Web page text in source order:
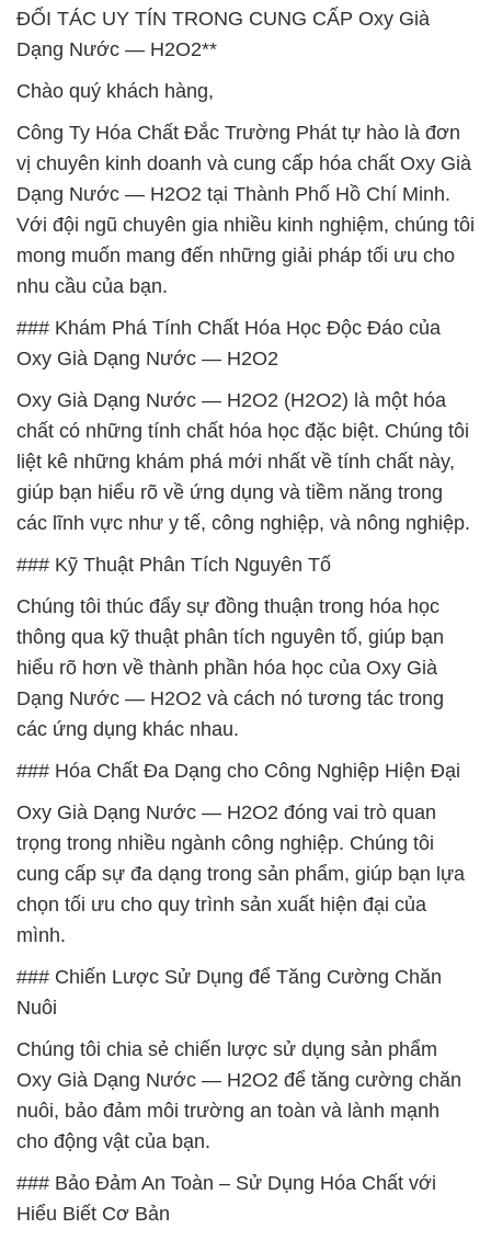
ĐỐI TÁC UY TÍN TRONG CUNG CẤP Oxy Già
Dạng Nước — H2O2**
Chào quý khách hàng,
Công Ty Hóa Chất Đắc Trường Phát tự hào là đơn
vị chuyên kinh doanh và cung cấp hóa chất Oxy Già
Dạng Nước — H2O2 tại Thành Phố Hồ Chí Minh.
Với đội ngũ chuyên gia nhiều kinh nghiệm, chúng tôi
mong muốn mang đến những giải pháp tối ưu cho
nhu cầu của bạn.
### Khám Phá Tính Chất Hóa Học Độc Đáo của
Oxy Già Dạng Nước — H2O2
Oxy Già Dạng Nước — H2O2 (H2O2) là một hóa
chất có những tính chất hóa học đặc biệt. Chúng tôi
liệt kê những khám phá mới nhất về tính chất này,
giúp bạn hiểu rõ về ứng dụng và tiềm năng trong
các lĩnh vực như y tế, công nghiệp, và nông nghiệp.
### Kỹ Thuật Phân Tích Nguyên Tố
Chúng tôi thúc đẩy sự đồng thuận trong hóa học
thông qua kỹ thuật phân tích nguyên tố, giúp bạn
hiểu rõ hơn về thành phần hóa học của Oxy Già
Dạng Nước — H2O2 và cách nó tương tác trong
các ứng dụng khác nhau.
### Hóa Chất Đa Dạng cho Công Nghiệp Hiện Đại
Oxy Già Dạng Nước — H2O2 đóng vai trò quan
trọng trong nhiều ngành công nghiệp. Chúng tôi
cung cấp sự đa dạng trong sản phẩm, giúp bạn lựa
chọn tối ưu cho quy trình sản xuất hiện đại của
mình.
### Chiến Lược Sử Dụng để Tăng Cường Chăn
Nuôi
Chúng tôi chia sẻ chiến lược sử dụng sản phẩm
Oxy Già Dạng Nước — H2O2 để tăng cường chăn
nuôi, bảo đảm môi trường an toàn và lành mạnh
cho động vật của bạn.
### Bảo Đảm An Toàn – Sử Dụng Hóa Chất với
Hiểu Biết Cơ Bản